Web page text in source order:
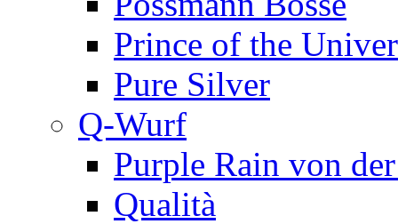
Prince of the
Pure Silver
Q-Wurf
Purple Rain von
Qualità